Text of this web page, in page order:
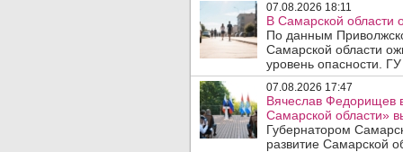
07.08.2026 18:11
В Самарской области
По данным
Самарской области
уровень опасности.
07.08.2026 17:47
Вячеслав Федорищев
Самарской области»
Губернатором
развитие Самарской